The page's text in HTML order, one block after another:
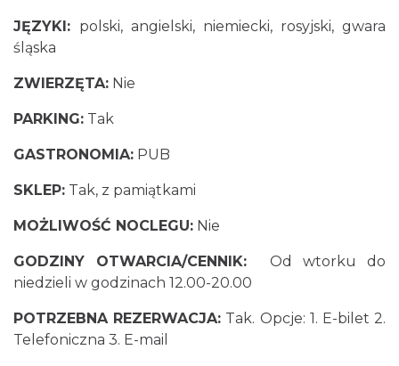
JĘZYKI: polski, angielski, niemiecki, rosyjski, gwara
śląska
ZWIERZĘTA: Nie
PARKING: Tak
GASTRONOMIA: PUB
SKLEP: Tak, z pamiątkami
MOŻLIWOŚĆ NOCLEGU: Nie
GODZINY OTWARCIA/CENNIK: Od wtorku do
niedzieli w godzinach 12.00-20.00
POTRZEBNA REZERWACJA: Tak. Opcje: 1. E-bilet 2.
Telefoniczna 3. E-mail